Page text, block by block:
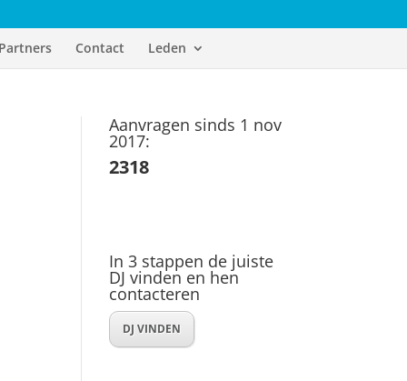
Partners Contact Leden
Aanvragen sinds 1 nov
2017:
2318
In 3 stappen de juiste
DJ vinden en hen
contacteren
DJ VINDEN